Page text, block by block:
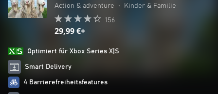
Action & adventure
• Kinder & Familie
156
29,99 €+
Optimiert für Xbox Series X|S
Smart Delivery
4 Barrierefreiheitsfeatures